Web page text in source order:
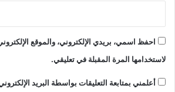
احفظ اسمي، بريدي الإلكتروني، والموقع
لاستخدامها المرة المقبلة في تعليقي.
أعلمني بمتابعة التعليقات بواسطة البريد